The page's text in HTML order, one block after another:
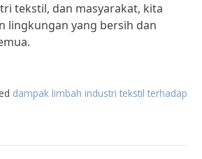
tekstil, dan masyarakat, kita
lingkungan yang bersih dan
dampak limbah industri tekstil terhadap